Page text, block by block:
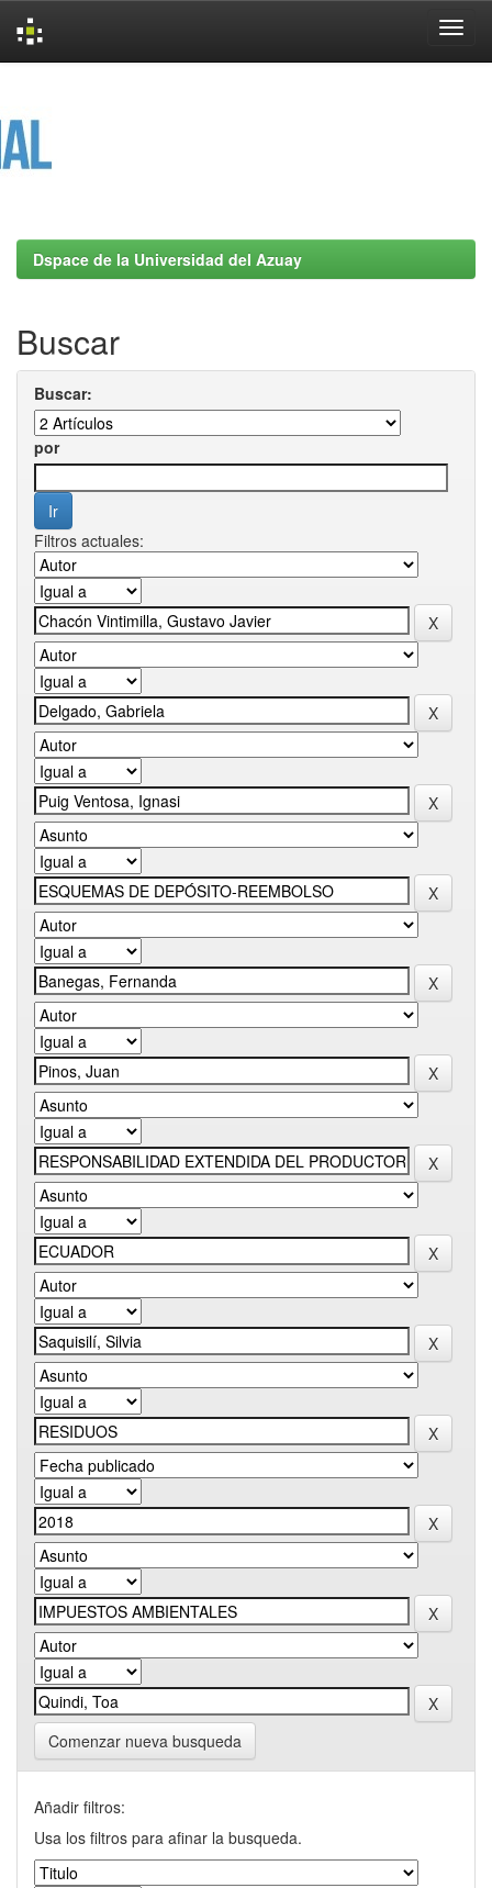
Dspace de la Universidad del Azuay
Buscar
Buscar:
por
Filtros actuales:
Comenzar nueva busqueda
Añadir filtros:
Usa los filtros para afinar la busqueda.